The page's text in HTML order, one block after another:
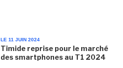
LE 11 JUIN 2024
Timide reprise pour le marché
des smartphones au T1 2024